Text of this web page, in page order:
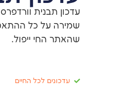
עדכון תבנית
שמירה על כל
שהאתר החי ייפול.
עדכונים לכל החיים